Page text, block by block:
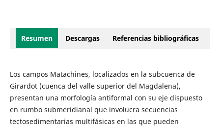
Resumen Descargas Referencias bibliográficas
Los campos Matachines, localizados en la subcuenca de
Girardot (cuenca del valle superior del Magdalena),
presentan una morfología antiformal con su eje dispuesto
en rumbo submeridianal que involucra secuencias
tectosedimentarias multifásicas en las que pueden